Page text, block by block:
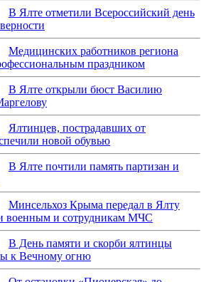
В Ялте отметили Всероссийский день
Медицинских работников региона
праздником
В Ялте открыли бюст Василию
Ялтинцев, пострадавших от
новой обувью
В Ялте почтили память партизан и
Минсельхоз Крыма передал в Ялту
военным и сотрудникам МЧС
В День памяти и скорби ялтинцы
к Вечному огню